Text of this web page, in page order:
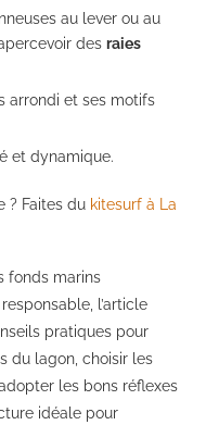
au lever ou au
des raies
arrondi et ses motifs
et dynamique.
? Faites du kitesurf à La
fonds marins
l’article
pratiques pour
du lagon, choisir les
les bons réflexes
idéale pour